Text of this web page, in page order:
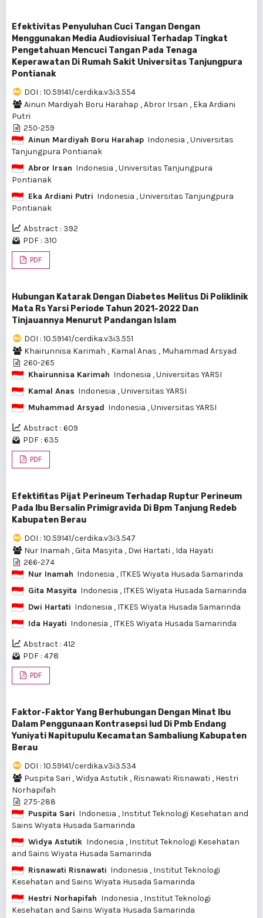
Efektivitas Penyuluhan Cuci Tangan Dengan
Menggunakan Media Audiovisiual Terhadap Tingkat
Pengetahuan Mencuci Tangan Pada Tenaga
Keperawatan Di Rumah Sakit Universitas Tanjungpura
Pontianak
DOI : 10.59141/cerdika.v3i3.554
Ainun Mardiyah Boru Harahap ,Abror Irsan , Eka Ardiani
Putri
250-259
Ainun Mardiyah Boru Harahap Indonesia , Universitas
Tanjungpura Pontianak
Abror Irsan Indonesia , Universitas Tanjungpura
Pontianak
Eka Ardiani Putri Indonesia , Universitas Tanjungpura
Pontianak
Abstract : 392
PDF : 310
PDF
Hubungan Katarak Dengan Diabetes Melitus Di Poliklinik
Mata Rs Yarsi Periode Tahun 2021-2022 Dan
Tinjauannya Menurut Pandangan Islam
DOI : 10.59141/cerdika.v3i3.551
Khairunnisa Karimah , Kamal Anas , Muhammad Arsyad
260-265
Khairunnisa Karimah Indonesia , Universitas YARSI
Kamal Anas Indonesia , Universitas YARSI
Muhammad Arsyad Indonesia , Universitas YARSI
Abstract : 609
PDF : 635
PDF
Efektifitas Pijat Perineum Terhadap Ruptur Perineum
Pada Ibu Bersalin Primigravida Di Bpm Tanjung Redeb
Kabupaten Berau
DOI : 10.59141/cerdika.v3i3.547
Nur Inamah ,Gita Masyita , Dwi Hartati , Ida Hayati
266-274
Nur Inamah Indonesia , ITKES Wiyata Husada Samarinda
Gita Masyita Indonesia , ITKES Wiyata Husada Samarinda
Dwi Hartati Indonesia , ITKES Wiyata Husada Samarinda
Ida Hayati Indonesia , ITKES Wiyata Husada Samarinda
Abstract : 412
PDF : 478
PDF
Faktor-Faktor Yang Berhubungan Dengan Minat Ibu
Dalam Penggunaan Kontrasepsi Iud Di Pmb Endang
Yuniyati Napitupulu Kecamatan Sambaliung Kabupaten
Berau
DOI : 10.59141/cerdika.v3i3.534
Puspita Sari ,Widya Astutik , Risnawati Risnawati , Hestri
Norhapifah
275-288
Puspita Sari Indonesia , Institut Teknologi Kesehatan and
Sains Wiyata Husada Samarinda
Widya Astutik Indonesia , Institut Teknologi Kesehatan
and Sains Wiyata Husada Samarinda
Risnawati Risnawati Indonesia , Institut Teknologi
Kesehatan and Sains Wiyata Husada Samarinda
Hestri Norhapifah Indonesia , Institut Teknologi
Kesehatan and Sains Wiyata Husada Samarinda